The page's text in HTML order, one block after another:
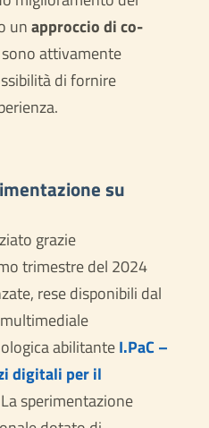
unapproccio di co-
attivamente
di fornire
su
grazie
trimestre del 2024
rese disponibili dal
abilitanteI.PaC –
digitali per il
sperimentazione